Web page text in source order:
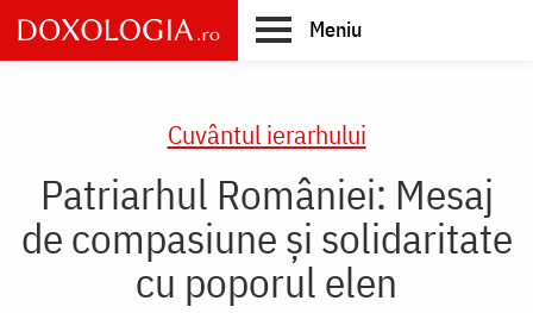
Skip
to
main
Meniu
Cuvântul ierarhului
Patriarhul României: Mesaj
de compasiune și solidaritate
cu poporul elen